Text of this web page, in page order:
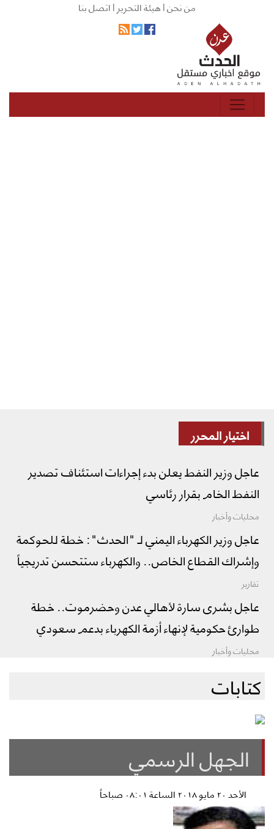
من نحن |هيئة التحرير |اتصل بنا
اختيار المحرر
عاجل وزير النفط يعلن بدء إجراءات استئناف تصدير
النفط الخام بقرار رئاسي
محليات وأخبار
عاجل وزير الكهرباء اليمني لـ "الحدث": خطة للحوكمة
وإشراك القطاع الخاص.. والكهرباء ستتحسن تدريجياً
تقارير
عاجل بشرى سارة لأهالي عدن وحضرموت.. خطة
طوارئ حكومية لإنهاء أزمة الكهرباء بدعم سعودي
محليات وأخبار
كتابات
الجهل الرسمي
الأحد ٢٠ مايو ٢٠١٨ الساعة ٠٨:٠١ صباحاً